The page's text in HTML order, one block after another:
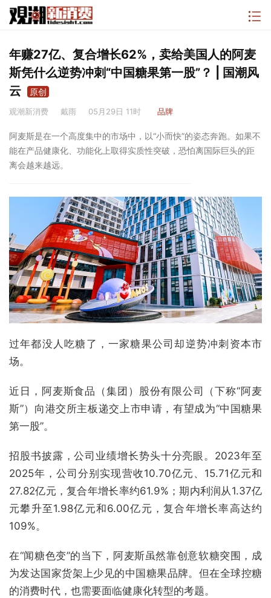
年赚27亿、复合增长62%，卖给美国人的阿麦
斯凭什么逆势冲刺“中国糖果第一股”？ | 国潮风
云
原创
观潮新消费 戴雨 05月29日 11时 品牌
阿麦斯是在一个高度集中的市场中，以“小而快”的姿态奔跑。如果不
能在产品健康化、功能化上取得实质性突破，恐怕离国际巨头的距
离会越来越远。
过年都没人吃糖了，一家糖果公司却逆势冲刺资本市
场。
近日，阿麦斯食品（集团）股份有限公司（下称“阿麦
斯”）向港交所主板递交上市申请，有望成为“中国糖果
第一股”。
招股书披露，公司业绩增长势头十分亮眼。2023年至
2025年，公司分别实现营收10.70亿元、15.71亿元和
27.82亿元，复合年增长率约61.9%；期内利润从1.37亿
元攀升至1.98亿元和6.00亿元，复合年增长率高达约
109%。
在“闻糖色变”的当下，阿麦斯虽然靠创意软糖突围，成
为发达国家货架上少见的中国糖果品牌。但在全球控糖
的消费时代，也需要面临健康化转型的考题。